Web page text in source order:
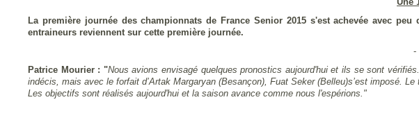
La première journée des championnats de France Senior 2015 s'est achevée avec
entraineurs reviennent sur cette première journée.
-
Patrice Mourier : "Nous avions envisagé quelques pronostics aujourd'hui et ils se sont
indécis, mais avec le forfait d’Artak Margaryan (Besançon), Fuat Seker (Belleu)s’est imposé.
Les objectifs sont réalisés aujourd'hui et la saison avance comme nous l'espérions."